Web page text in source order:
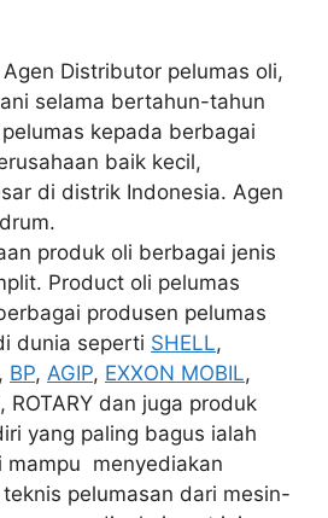
Distributor pelumas oli,
selama bertahun-tahun
kepada berbagai
baik kecil,
di distrik Indonesia. Agen
produk oli berbagai jenis
Product oli pelumas
produsen pelumas
dunia seperti SHELL,
BP, AGIP, EXXON MOBIL,
ROTARY dan juga produk
yang paling bagus ialah
mampu menyediakan
pelumasan dari mesin-